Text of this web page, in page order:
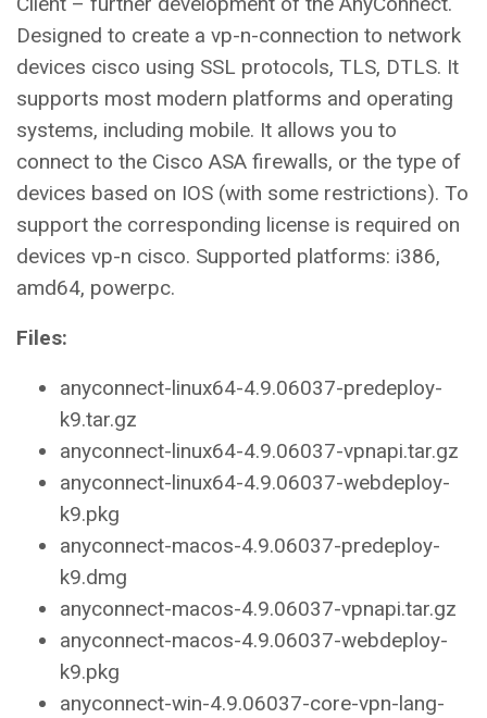
Designed to create a vp-n-connection to network
devices cisco using SSL protocols, TLS, DTLS. It
supports most modern platforms and operating
systems, including mobile. It allows you to
connect to the Cisco ASA firewalls, or the type of
devices based on IOS (with some restrictions). To
support the corresponding license is required on
devices vp-n cisco. Supported platforms: i386,
amd64, powerpc.
Files:
anyconnect-linux64-4.9.06037-predeploy-
k9.tar.gz
anyconnect-linux64-4.9.06037-vpnapi.tar.gz
anyconnect-linux64-4.9.06037-webdeploy-
k9.pkg
anyconnect-macos-4.9.06037-predeploy-
k9.dmg
anyconnect-macos-4.9.06037-vpnapi.tar.gz
anyconnect-macos-4.9.06037-webdeploy-
k9.pkg
anyconnect-win-4.9.06037-core-vpn-lang-